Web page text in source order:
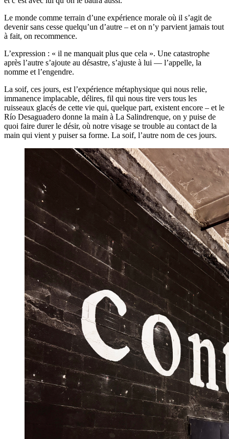
Le monde comme terrain d’une expérience morale où il s’agit de
devenir sans cesse quelqu’un d’autre – et on n’y parvient jamais tout
à fait, on recommence.
L’expression : « il ne manquait plus que cela ». Une catastrophe
après l’autre s’ajoute au désastre, s’ajuste à lui — l’appelle, la
nomme et l’engendre.
La soif, ces jours, est l’expérience métaphysique qui nous relie,
immanence implacable, délires, fil qui nous tire vers tous les
ruisseaux glacés de cette vie qui, quelque part, existent encore – et le
Río Desaguadero donne la main à La Salindrenque, on y puise de
quoi faire durer le désir, où notre visage se trouble au contact de la
main qui vient y puiser sa forme. La soif, l’autre nom de ces jours.